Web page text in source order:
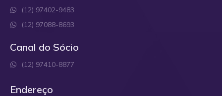
(12) 97402-9483
(12) 97088-8693
Canal do Sócio
(12) 97410-8877
Endereço